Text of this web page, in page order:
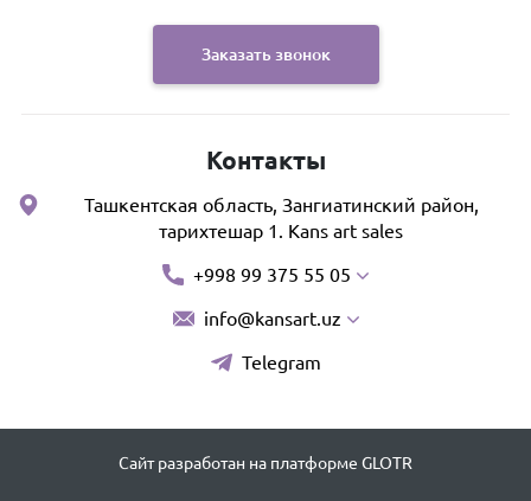
Заказать звонок
Контакты
Ташкентская область, Зангиатинский район,
тарихтешар 1. Kans art sales
+998 99 375 55 05
info@kansart.uz
Telegram
Сайт разработан на платформе GLOTR